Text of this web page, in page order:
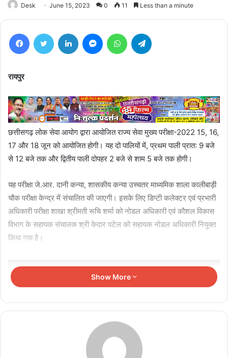
Desk June 15, 2023 0 11 Less than a minute
FacebookTwitter LinkedIn MessengerWhatsApp
रायपुर
छत्तीसगढ़ लोक सेवा आयोग द्वारा आयोजित राज्य सेवा मुख्य परीक्षा-2022 15, 16,
17 और 18 जून को आयोजित होगी। यह दो पालियों में, प्रथम पाली प्रात: 9 बजे
से 12 बजे तक और द्वितीय पाली दोपहर 2 बजे से शाम 5 बजे तक होगी।
यह परीक्षा जे.आर. दानी कन्या, शासकीय कन्या उच्चतर माध्यमिक शाला कालीबाड़ी
चौक परीक्षा केन्द्र में संचालित की जाएगी। इसके लिए डिप्टी कलेक्टर एवं प्रभारी
अधिकारी परीक्षा शाखा श्रीमती रूचि शर्मा को नोडल अधिकारी एवं कौशल विकास
विभाग के सहायक संचालक श्री केदार पटेल को सहायक नोडल अधिकारी नियुक्त
किया गया है।
Related Articles
August 8, 2026
सीड बॉल से हरियाली की ओर बढ़े पिपरिया के विद्यार्थी
August 8, 2026
Show More